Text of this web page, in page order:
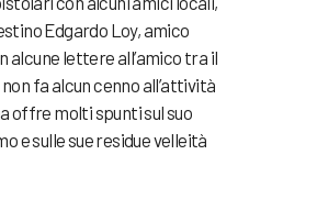
Edgardo Loy, amico
alcune lettere all’amico tra il
non fa alcun cenno all’attività
offre molti spunti sul suo
e sulle sue residue velleità